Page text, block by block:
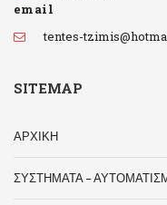
email
tentes-
SITEMAP
ΑΡΧΙΚΗ
ΣΥΣΤΗΜΑΤΑ –